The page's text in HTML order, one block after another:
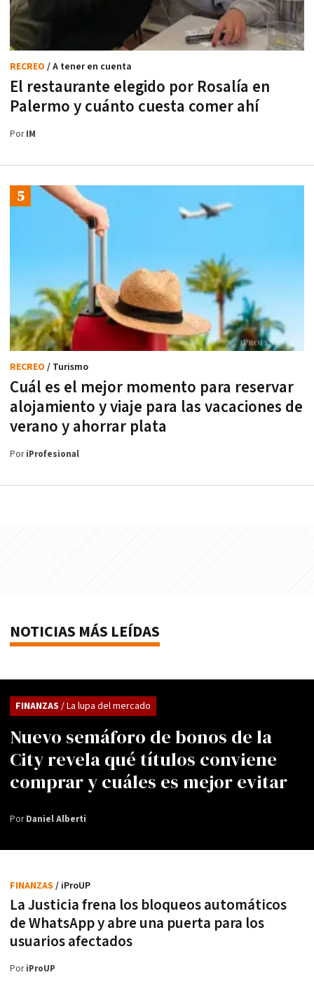
El restaurante elegido por Rosalía en
Palermo y cuánto cuesta comer ahí
RECREO / A tener en cuenta
PorIM
Cuál es el mejor momento para reservar
alojamiento y viaje para las vacaciones de
verano y ahorrar plata
RECREO / Turismo
PoriProfesional
NOTICIAS MÁS LEÍDAS
Nuevo semáforo de bonos de la
City revela qué títulos conviene
comprar y cuáles es mejor evitar
FINANZAS / La lupa del mercado
PorDaniel Alberti
La Justicia frena los bloqueos automáticos
de WhatsApp y abre una puerta para los
usuarios afectados
FINANZAS / iProUP
PoriProUP